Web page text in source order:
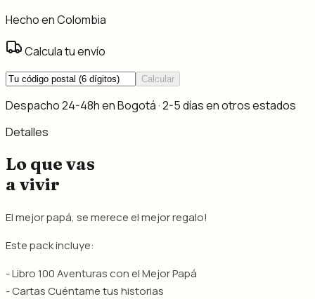
Hecho en Colombia
Calcula tu envío
Calcular
Despacho 24-48h en Bogotá · 2-5 días en otros estados
Detalles
Lo que vas
a vivir
El mejor papá, se merece el mejor regalo!
Este pack incluye:
- Libro 100 Aventuras con el Mejor Papá
- Cartas Cuéntame tus historias